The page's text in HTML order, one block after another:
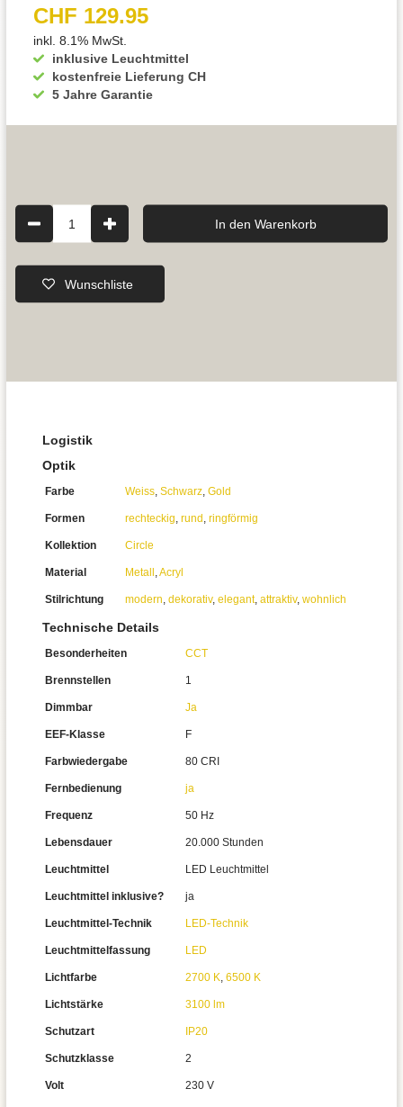
inklusive Leuchtmittel
kostenfreie Lieferung CH
5 Jahre Garantie
CHF 129.95
inkl. 8.1% MwSt.
1 In den Warenkorb
Wunschliste
Logistik
Optik
Farbe Weiss, Schwarz, Gold
Formen rechteckig, rund , ringförmig
Kollektion Circle
Material Metall ,Acryl
Stilrichtung modern, dekorativ, elegant, attraktiv, wohnlich
Technische Details
Besonderheiten CCT
Brennstellen 1
Dimmbar Ja
EEF-Klasse F
Farbwiedergabe 80 CRI
Fernbedienung ja
Frequenz 50 Hz
Lebensdauer 20.000 Stunden
Leuchtmittel LED Leuchtmittel
Leuchtmittel inklusive? ja
Leuchtmittel-Technik LED-Technik
Leuchtmittelfassung LED
Lichtfarbe 2700 K, 6500 K
Lichtstärke 3100 lm
Schutzart IP20
Schutzklasse 2
Volt 230 V